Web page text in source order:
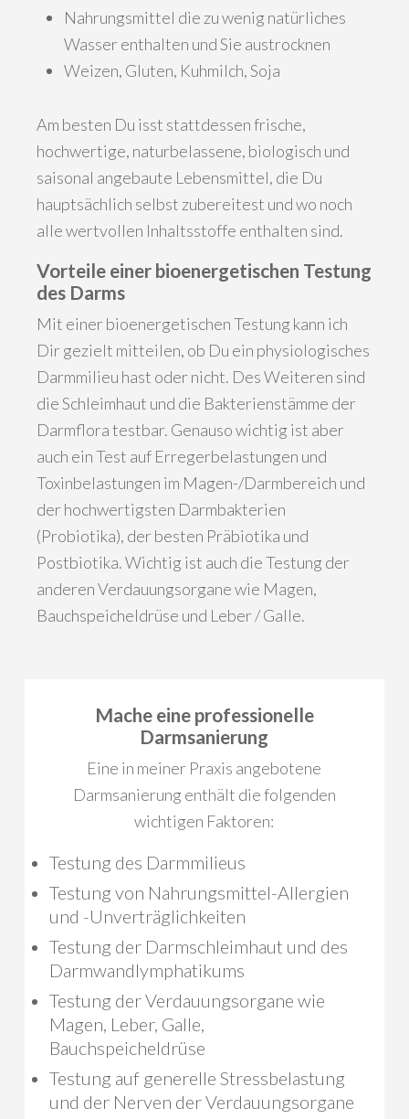
Nahrungsmittel die zu wenig natürliches
Wasser enthalten und Sie austrocknen
Weizen, Gluten, Kuhmilch, Soja
Am besten Du isst stattdessen frische,
hochwertige, naturbelassene, biologisch und
saisonal angebaute Lebensmittel, die Du
hauptsächlich selbst zubereitest und wo noch
alle wertvollen Inhaltsstoffe enthalten sind.
Vorteile einer bioenergetischen Testung
des Darms
Mit einer bioenergetischen Testung kann ich
Dir gezielt mitteilen, ob Du ein physiologisches
Darmmilieu hast oder nicht. Des Weiteren sind
die Schleimhaut und die Bakterienstämme der
Darmflora testbar. Genauso wichtig ist aber
auch ein Test auf Erregerbelastungen und
Toxinbelastungen im Magen-/Darmbereich und
der hochwertigsten Darmbakterien
(Probiotika), der besten Präbiotika und
Postbiotika. Wichtig ist auch die Testung der
anderen Verdauungsorgane wie Magen,
Bauchspeicheldrüse und Leber / Galle.
Mache eine professionelle
Darmsanierung
Eine in meiner Praxis angebotene
Darmsanierung enthält die folgenden
wichtigen Faktoren:
Testung des Darmmilieus
Testung von Nahrungsmittel-Allergien
und -Unverträglichkeiten
Testung der Darmschleimhaut und des
Darmwandlymphatikums
Testung der Verdauungsorgane wie
Magen, Leber, Galle,
Bauchspeicheldrüse
Testung auf generelle Stressbelastung
und der Nerven der Verdauungsorgane